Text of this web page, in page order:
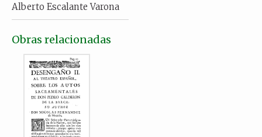
Alberto Escalante Varona
Obras relacionadas